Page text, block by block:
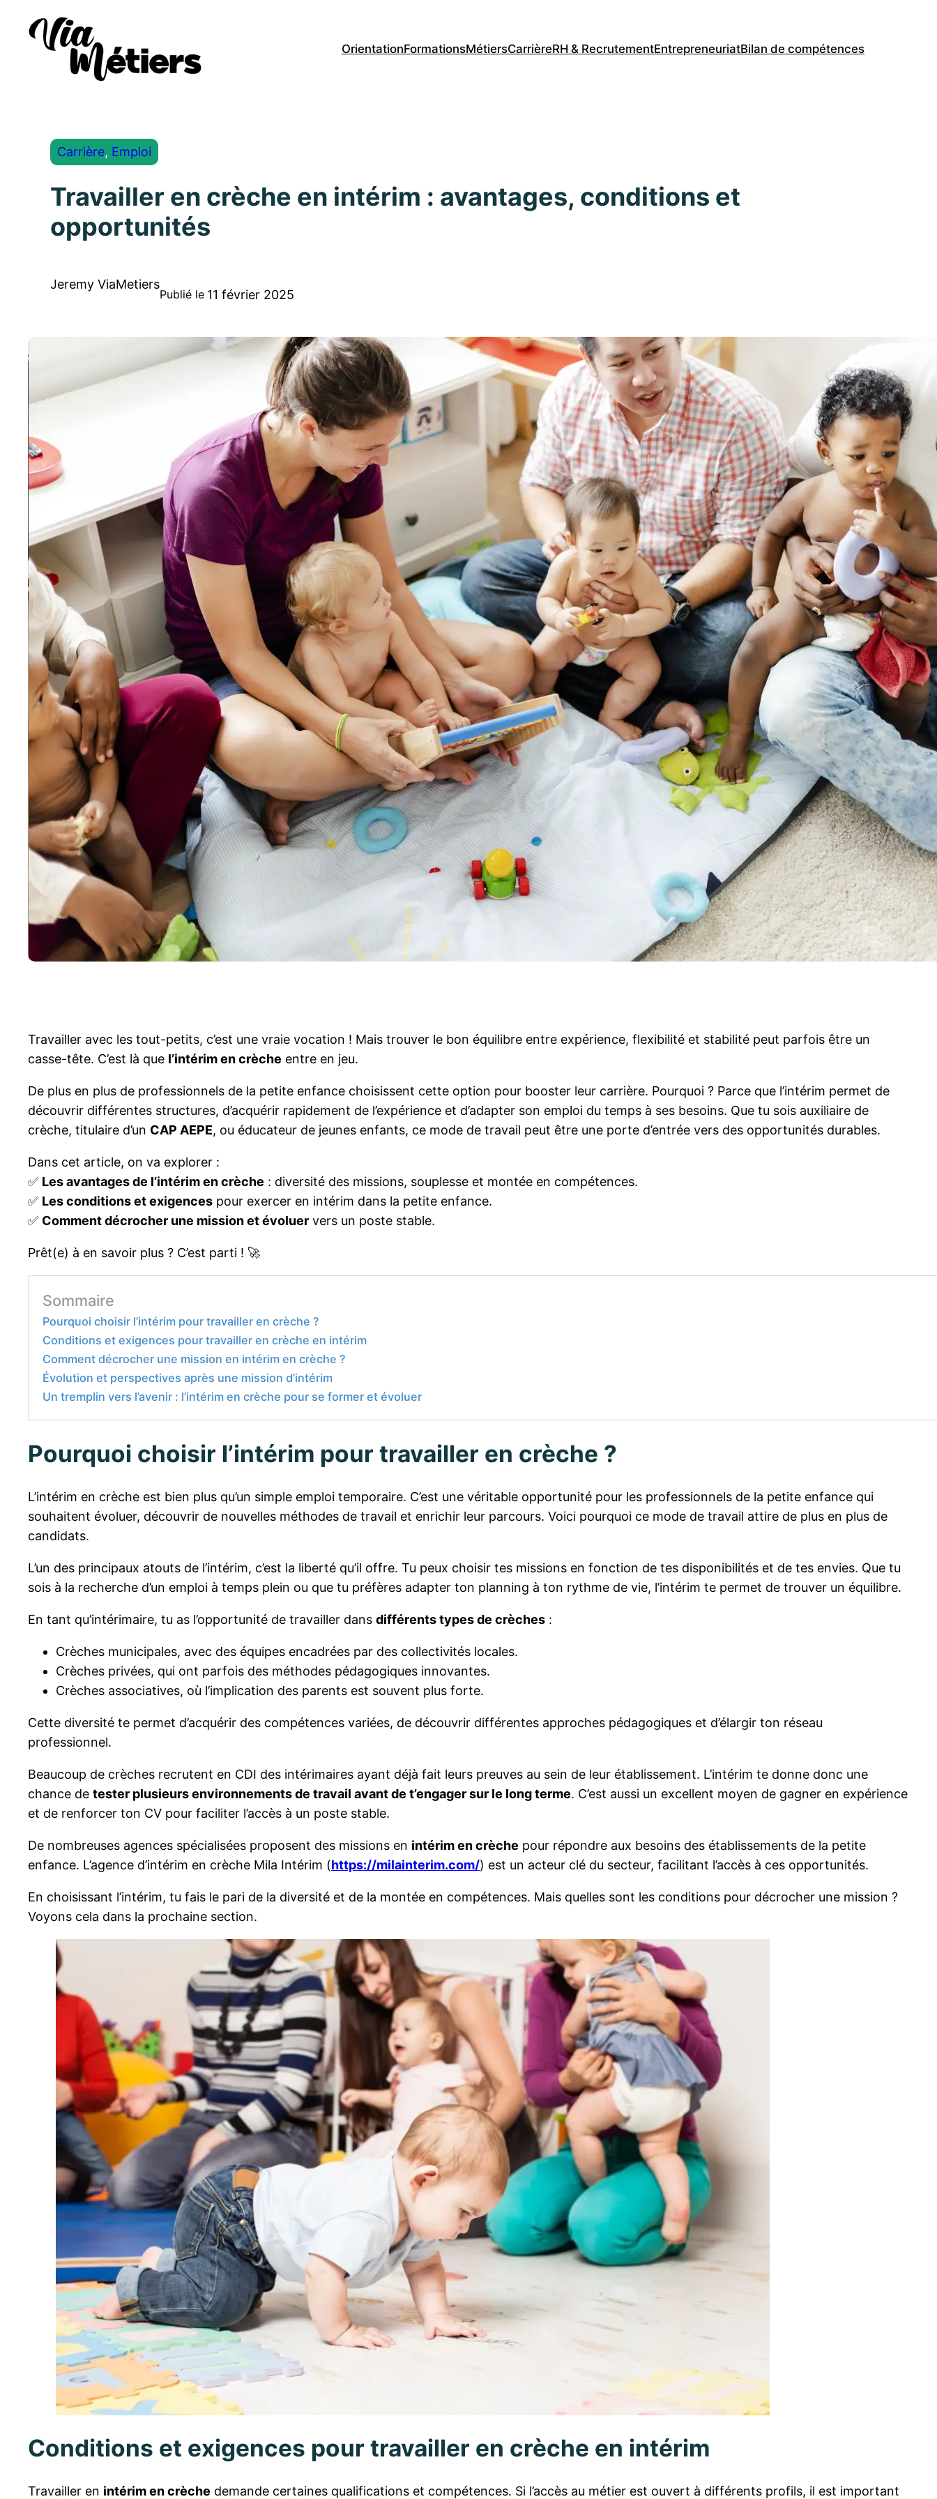
OrientationFormationsMétiersCarrièreRH & RecrutementEntrepreneuriatBilan de compétences
Carrière, Emploi
Travailler en crèche en intérim : avantages, conditions et
opportunités
Jeremy ViaMetiers
Publié le 11 février 2025
Travailler avec les tout-petits, c’est une vraie vocation ! Mais trouver le bon équilibre entre expérience, flexibilité et stabilité peut parfois être un
casse-tête. C’est là que l’intérim en crèche entre en jeu.
De plus en plus de professionnels de la petite enfance choisissent cette option pour booster leur carrière. Pourquoi ? Parce que l’intérim permet de
découvrir différentes structures, d’acquérir rapidement de l’expérience et d’adapter son emploi du temps à ses besoins. Que tu sois auxiliaire de
crèche, titulaire d’un CAP AEPE, ou éducateur de jeunes enfants, ce mode de travail peut être une porte d’entrée vers des opportunités durables.
Dans cet article, on va explorer :
✅ Les avantages de l’intérim en crèche : diversité des missions, souplesse et montée en compétences.
✅ Les conditions et exigences pour exercer en intérim dans la petite enfance.
✅ Comment décrocher une mission et évoluer vers un poste stable.
Prêt(e) à en savoir plus ? C’est parti ! 🚀
Sommaire
Pourquoi choisir l’intérim pour travailler en crèche ?
Conditions et exigences pour travailler en crèche en intérim
Comment décrocher une mission en intérim en crèche ?
Évolution et perspectives après une mission d’intérim
Un tremplin vers l’avenir : l’intérim en crèche pour se former et évoluer
Pourquoi choisir l’intérim pour travailler en crèche ?
L’intérim en crèche est bien plus qu’un simple emploi temporaire. C’est une véritable opportunité pour les professionnels de la petite enfance qui
souhaitent évoluer, découvrir de nouvelles méthodes de travail et enrichir leur parcours. Voici pourquoi ce mode de travail attire de plus en plus de
candidats.
L’un des principaux atouts de l’intérim, c’est la liberté qu’il offre. Tu peux choisir tes missions en fonction de tes disponibilités et de tes envies. Que tu
sois à la recherche d’un emploi à temps plein ou que tu préfères adapter ton planning à ton rythme de vie, l’intérim te permet de trouver un équilibre.
En tant qu’intérimaire, tu as l’opportunité de travailler dans différents types de crèches :
Crèches municipales, avec des équipes encadrées par des collectivités locales.
Crèches privées, qui ont parfois des méthodes pédagogiques innovantes.
Crèches associatives, où l’implication des parents est souvent plus forte.
Cette diversité te permet d’acquérir des compétences variées, de découvrir différentes approches pédagogiques et d’élargir ton réseau
professionnel.
Beaucoup de crèches recrutent en CDI des intérimaires ayant déjà fait leurs preuves au sein de leur établissement. L’intérim te donne donc une
chance de tester plusieurs environnements de travail avant de t’engager sur le long terme. C’est aussi un excellent moyen de gagner en expérience
et de renforcer ton CV pour faciliter l’accès à un poste stable.
De nombreuses agences spécialisées proposent des missions en intérim en crèche pour répondre aux besoins des établissements de la petite
enfance. L’agence d’intérim en crèche Mila Intérim (https://milainterim.com/) est un acteur clé du secteur, facilitant l’accès à ces opportunités.
En choisissant l’intérim, tu fais le pari de la diversité et de la montée en compétences. Mais quelles sont les conditions pour décrocher une mission ?
Voyons cela dans la prochaine section.
Conditions et exigences pour travailler en crèche en intérim
Travailler en intérim en crèche demande certaines qualifications et compétences. Si l’accès au métier est ouvert à différents profils, il est important